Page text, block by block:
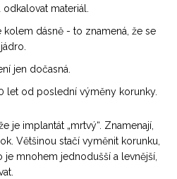
materiál.
dásně - to znamená, že se
jen dočasná.
let od poslední výměny korunky.
je implantát „mrtvý“. Znamenají,
Většinou stačí vyměnit korunku,
je mnohem jednodušší a levnější,